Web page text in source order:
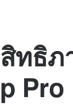
ทธิภ
Pro